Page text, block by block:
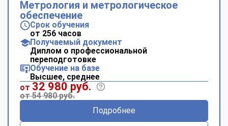
Метрология и метрологическое
обеспечение
Срок обучения
от 256 часов
Получаемый документ
Диплом о профессиональной
переподготовке
Обучение на базе
Высшее, среднее
от 32 980 руб.
от 54 980 руб.
Подробнее